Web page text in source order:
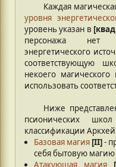
Каждая
уровня
уровень указан в
персонажа нет
энергетического
соответствующую
некоего
использовать
Ниже
псионических
классификации
Базовая магия [II]-
себя бытовую
Атакующая магия